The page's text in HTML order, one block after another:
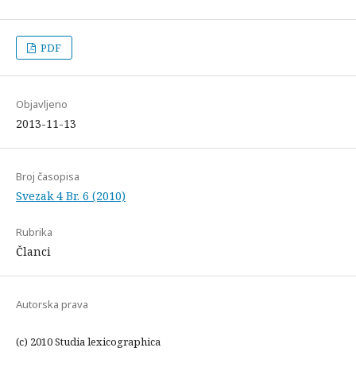
PDF
Objavljeno
2013-11-13
Broj časopisa
Svezak 4 Br. 6 (2010)
Rubrika
Članci
Autorska prava
(c) 2010 Studia lexicographica